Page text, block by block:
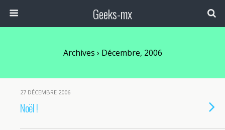
Geeks-mx
Archives › Décembre, 2006
27 DÉCEMBRE 2006
Noël !